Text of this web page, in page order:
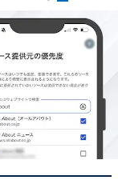
闘いに手に汗握
裁印、人事、
注目してくだ